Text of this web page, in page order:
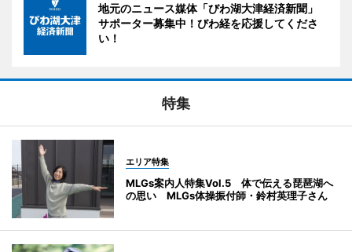
地元のニュース媒体「びわ湖大津経済新聞」
サポーター募集中！びわ経を応援してくださ
い！
特集
エリア特集
MLGs案内人特集Vol.5 体で伝える琵琶湖へ
の思い MLGs体操振付師・鈴村英理子さん